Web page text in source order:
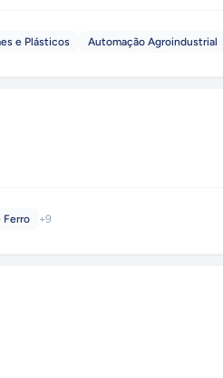
e Plásticos Automação Agroindustrial
Ferro +9